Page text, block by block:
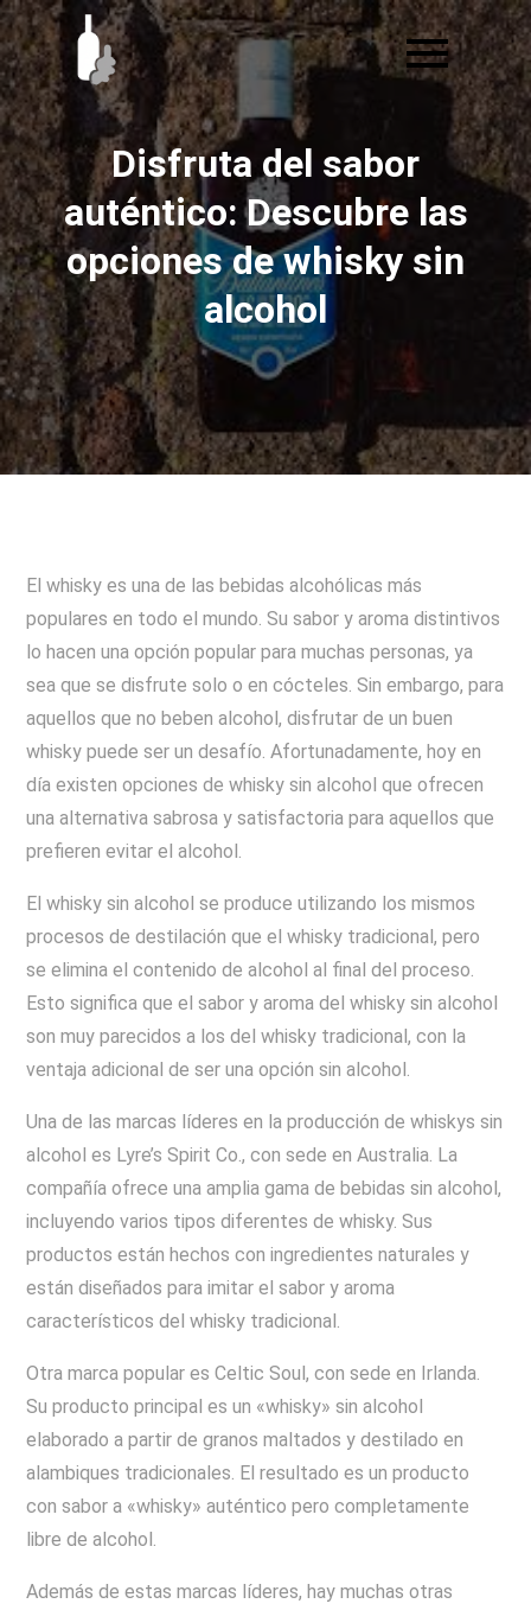
Ir
al
contenido
Disfruta del sabor
auténtico: Descubre las
opciones de whisky sin
alcohol
El whisky es una de las bebidas alcohólicas más
populares en todo el mundo. Su sabor y aroma distintivos
lo hacen una opción popular para muchas personas, ya
sea que se disfrute solo o en cócteles. Sin embargo, para
aquellos que no beben alcohol, disfrutar de un buen
whisky puede ser un desafío. Afortunadamente, hoy en
día existen opciones de whisky sin alcohol que ofrecen
una alternativa sabrosa y satisfactoria para aquellos que
prefieren evitar el alcohol.
El whisky sin alcohol se produce utilizando los mismos
procesos de destilación que el whisky tradicional, pero
se elimina el contenido de alcohol al final del proceso.
Esto significa que el sabor y aroma del whisky sin alcohol
son muy parecidos a los del whisky tradicional, con la
ventaja adicional de ser una opción sin alcohol.
Una de las marcas líderes en la producción de whiskys sin
alcohol es Lyre’s Spirit Co., con sede en Australia. La
compañía ofrece una amplia gama de bebidas sin alcohol,
incluyendo varios tipos diferentes de whisky. Sus
productos están hechos con ingredientes naturales y
están diseñados para imitar el sabor y aroma
característicos del whisky tradicional.
Otra marca popular es Celtic Soul, con sede en Irlanda.
Su producto principal es un «whisky» sin alcohol
elaborado a partir de granos maltados y destilado en
alambiques tradicionales. El resultado es un producto
con sabor a «whisky» auténtico pero completamente
libre de alcohol.
Además de estas marcas líderes, hay muchas otras